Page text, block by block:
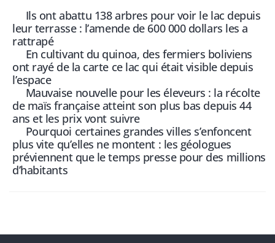
Ils ont abattu 138 arbres pour voir le lac depuis
leur terrasse : l’amende de 600 000 dollars les a
rattrapé
En cultivant du quinoa, des fermiers boliviens
ont rayé de la carte ce lac qui était visible depuis
l’espace
Mauvaise nouvelle pour les éleveurs : la récolte
de maïs française atteint son plus bas depuis 44
ans et les prix vont suivre
Pourquoi certaines grandes villes s’enfoncent
plus vite qu’elles ne montent : les géologues
préviennent que le temps presse pour des millions
d’habitants